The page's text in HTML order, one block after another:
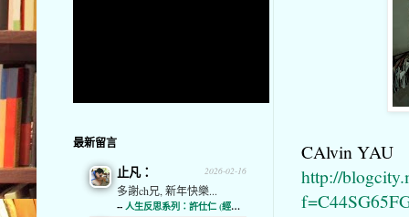
CAlvin YAU
http://
最新留言
2026-02-16
止凡：
多謝ch兄, 新年快樂...
-- 人生反思系列：許仕仁 (經濟通)